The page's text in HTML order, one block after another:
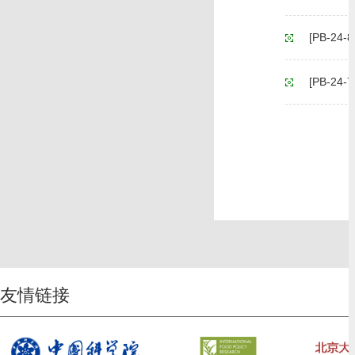
[PB-24-
[PB-24-
友情链接